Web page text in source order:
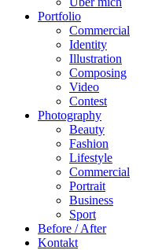
Portfolio
Commercial
Identity
Illustration
Composing
Video
Contest
Photography
Beauty
Fashion
Lifestyle
Commercial
Portrait
Business
Sport
Before / After
Kontakt